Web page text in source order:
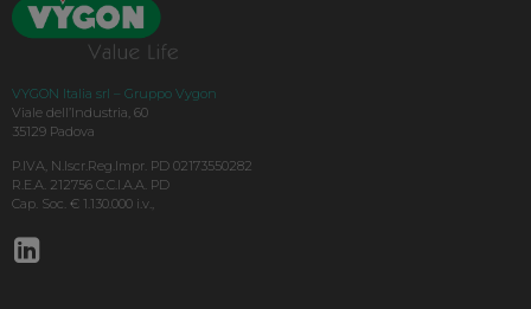
VYGON Italia srl – Gruppo Vygon
Viale dell’Industria, 60
35129 Padova
P.IVA, N.Iscr.Reg.Impr. PD 02173550282
R.E.A. 212756 C.C.I.A.A. PD
Cap. Soc. € 1.130.000 i.v.,